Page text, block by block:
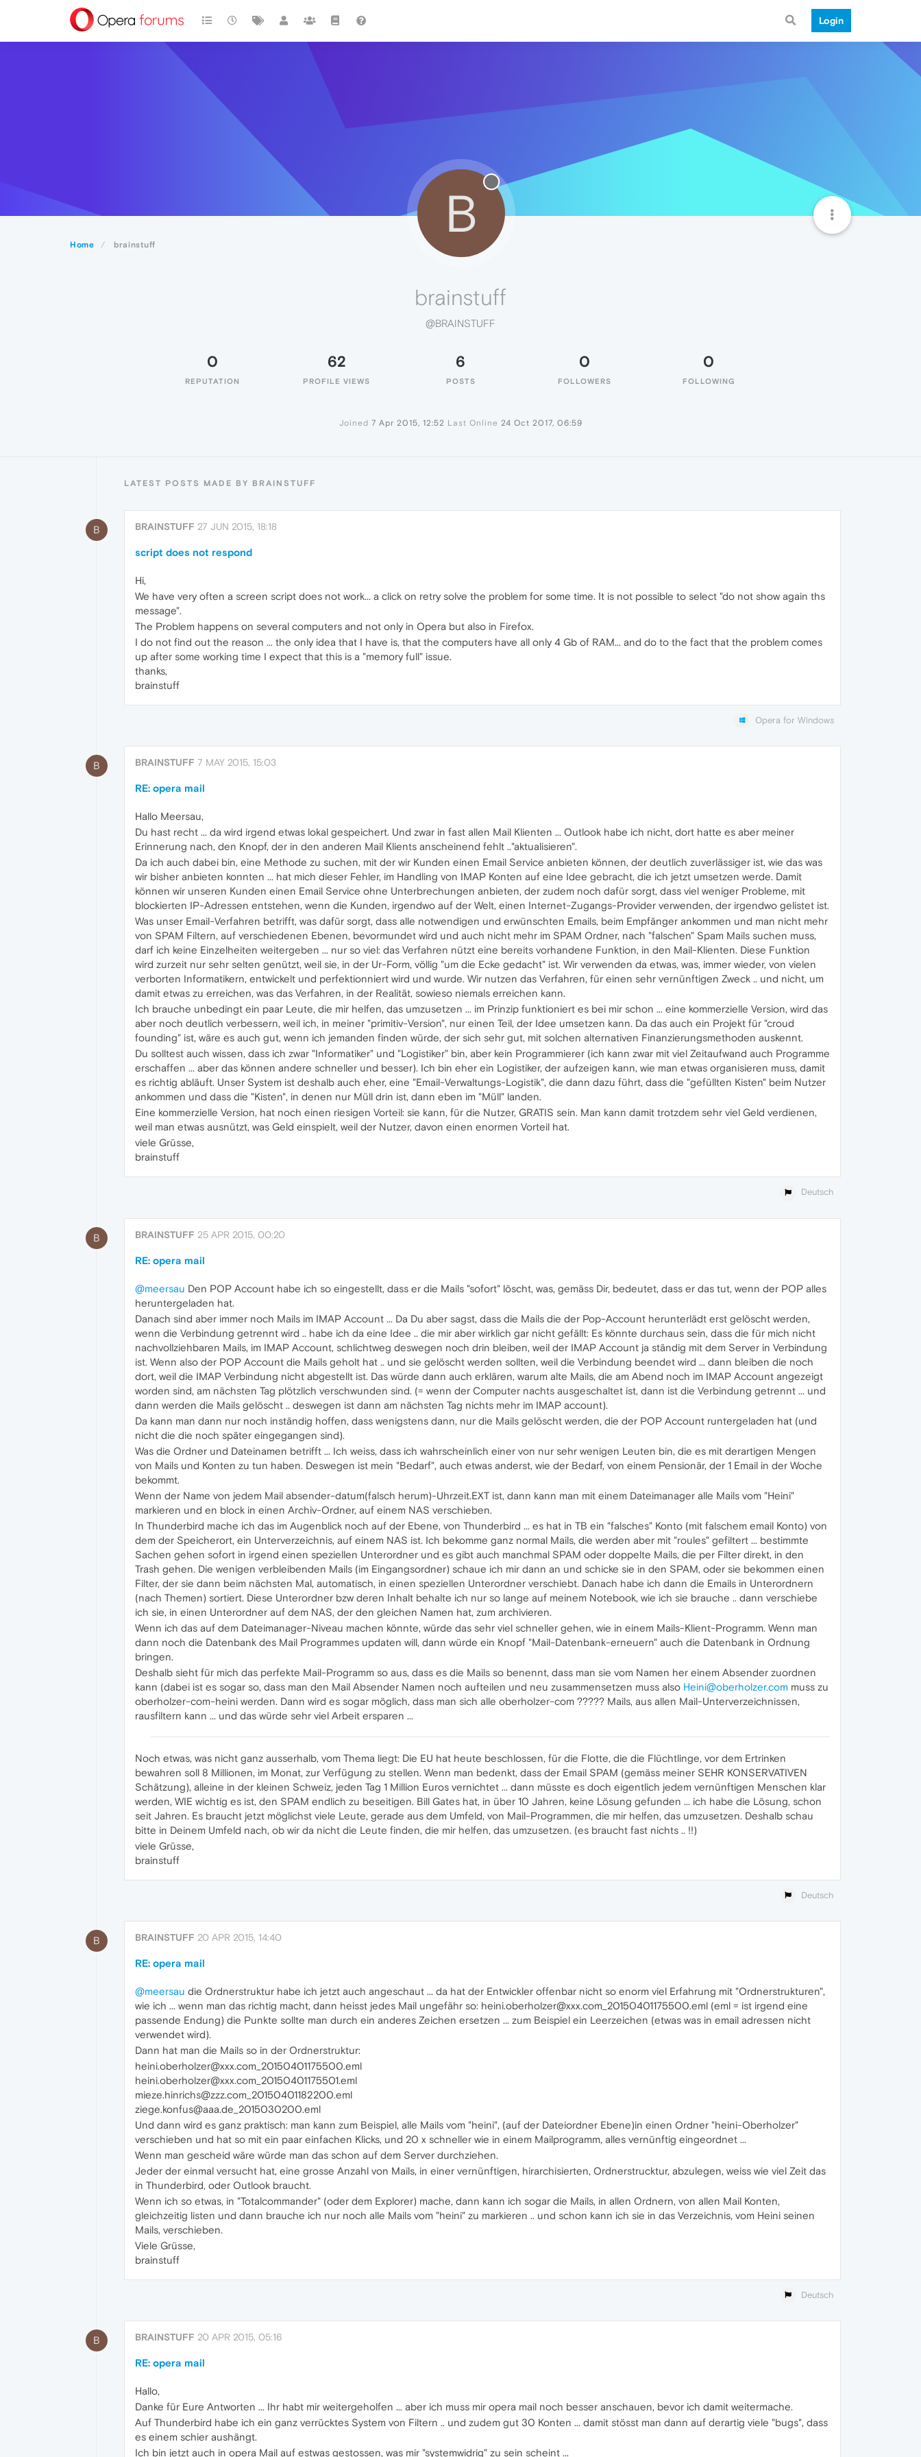
Login
Home brainstuff
B
brainstuff
@BRAINSTUFF
0
REPUTATION
62
PROFILE VIEWS
6
POSTS
0
FOLLOWERS
0
FOLLOWING
Joined 7 Apr 2015, 12:52 Last Online 24 Oct 2017, 06:59
LATEST POSTS MADE BY BRAINSTUFF
B BRAINSTUFF 27 JUN 2015, 18:18
script does not respond
Hi,
We have very often a screen script does not work... a click on retry solve the problem for some time. It is not possible to select "do not show again ths
message".
The Problem happens on several computers and not only in Opera but also in Firefox.
I do not find out the reason ... the only idea that I have is, that the computers have all only 4 Gb of RAM... and do to the fact that the problem comes
up after some working time I expect that this is a "memory full" issue.
thanks,
brainstuff
Opera for Windows
B BRAINSTUFF 7 MAY 2015, 15:03
RE: opera mail
Hallo Meersau,
Du hast recht ... da wird irgend etwas lokal gespeichert. Und zwar in fast allen Mail Klienten ... Outlook habe ich nicht, dort hatte es aber meiner
Erinnerung nach, den Knopf, der in den anderen Mail Klients anscheinend fehlt .."aktualisieren".
Da ich auch dabei bin, eine Methode zu suchen, mit der wir Kunden einen Email Service anbieten können, der deutlich zuverlässiger ist, wie das was
wir bisher anbieten konnten ... hat mich dieser Fehler, im Handling von IMAP Konten auf eine Idee gebracht, die ich jetzt umsetzen werde. Damit
können wir unseren Kunden einen Email Service ohne Unterbrechungen anbieten, der zudem noch dafür sorgt, dass viel weniger Probleme, mit
blockierten IP-Adressen entstehen, wenn die Kunden, irgendwo auf der Welt, einen Internet-Zugangs-Provider verwenden, der irgendwo gelistet ist.
Was unser Email-Verfahren betrifft, was dafür sorgt, dass alle notwendigen und erwünschten Emails, beim Empfänger ankommen und man nicht mehr
von SPAM Filtern, auf verschiedenen Ebenen, bevormundet wird und auch nicht mehr im SPAM Ordner, nach "falschen" Spam Mails suchen muss,
darf ich keine Einzelheiten weitergeben ... nur so viel: das Verfahren nützt eine bereits vorhandene Funktion, in den Mail-Klienten. Diese Funktion
wird zurzeit nur sehr selten genützt, weil sie, in der Ur-Form, völlig "um die Ecke gedacht" ist. Wir verwenden da etwas, was, immer wieder, von vielen
verborten Informatikern, entwickelt und perfektionniert wird und wurde. Wir nutzen das Verfahren, für einen sehr vernünftigen Zweck .. und nicht, um
damit etwas zu erreichen, was das Verfahren, in der Realität, sowieso niemals erreichen kann.
Ich brauche unbedingt ein paar Leute, die mir helfen, das umzusetzen ... im Prinzip funktioniert es bei mir schon ... eine kommerzielle Version, wird das
aber noch deutlich verbessern, weil ich, in meiner "primitiv-Version", nur einen Teil, der Idee umsetzen kann. Da das auch ein Projekt für "croud
founding" ist, wäre es auch gut, wenn ich jemanden finden würde, der sich sehr gut, mit solchen alternativen Finanzierungsmethoden auskennt.
Du solltest auch wissen, dass ich zwar "Informatiker" und "Logistiker" bin, aber kein Programmierer (ich kann zwar mit viel Zeitaufwand auch Programme
erschaffen ... aber das können andere schneller und besser). Ich bin eher ein Logistiker, der aufzeigen kann, wie man etwas organisieren muss, damit
es richtig abläuft. Unser System ist deshalb auch eher, eine "Email-Verwaltungs-Logistik", die dann dazu führt, dass die "gefüllten Kisten" beim Nutzer
ankommen und dass die "Kisten", in denen nur Müll drin ist, dann eben im "Müll" landen.
Eine kommerzielle Version, hat noch einen riesigen Vorteil: sie kann, für die Nutzer, GRATIS sein. Man kann damit trotzdem sehr viel Geld verdienen,
weil man etwas ausnützt, was Geld einspielt, weil der Nutzer, davon einen enormen Vorteil hat.
viele Grüsse,
brainstuff
Deutsch
B BRAINSTUFF 25 APR 2015, 00:20
RE: opera mail
@meersau Den POP Account habe ich so eingestellt, dass er die Mails "sofort" löscht, was, gemäss Dir, bedeutet, dass er das tut, wenn der POP alles
heruntergeladen hat.
Danach sind aber immer noch Mails im IMAP Account ... Da Du aber sagst, dass die Mails die der Pop-Account herunterlädt erst gelöscht werden,
wenn die Verbindung getrennt wird .. habe ich da eine Idee .. die mir aber wirklich gar nicht gefällt: Es könnte durchaus sein, dass die für mich nicht
nachvollziehbaren Mails, im IMAP Account, schlichtweg deswegen noch drin bleiben, weil der IMAP Account ja ständig mit dem Server in Verbindung
ist. Wenn also der POP Account die Mails geholt hat .. und sie gelöscht werden sollten, weil die Verbindung beendet wird ... dann bleiben die noch
dort, weil die IMAP Verbindung nicht abgestellt ist. Das würde dann auch erklären, warum alte Mails, die am Abend noch im IMAP Account angezeigt
worden sind, am nächsten Tag plötzlich verschwunden sind. (= wenn der Computer nachts ausgeschaltet ist, dann ist die Verbindung getrennt ... und
dann werden die Mails gelöscht .. deswegen ist dann am nächsten Tag nichts mehr im IMAP account).
Da kann man dann nur noch inständig hoffen, dass wenigstens dann, nur die Mails gelöscht werden, die der POP Account runtergeladen hat (und
nicht die die noch später eingegangen sind).
Was die Ordner und Dateinamen betrifft ... Ich weiss, dass ich wahrscheinlich einer von nur sehr wenigen Leuten bin, die es mit derartigen Mengen
von Mails und Konten zu tun haben. Deswegen ist mein "Bedarf", auch etwas anderst, wie der Bedarf, von einem Pensionär, der 1 Email in der Woche
bekommt.
Wenn der Name von jedem Mail absender-datum(falsch herum)-Uhrzeit.EXT ist, dann kann man mit einem Dateimanager alle Mails vom "Heini"
markieren und en block in einen Archiv-Ordner, auf einem NAS verschieben.
In Thunderbird mache ich das im Augenblick noch auf der Ebene, von Thunderbird ... es hat in TB ein "falsches" Konto (mit falschem email Konto) von
dem der Speicherort, ein Unterverzeichnis, auf einem NAS ist. Ich bekomme ganz normal Mails, die werden aber mit "roules" gefiltert ... bestimmte
Sachen gehen sofort in irgend einen speziellen Unterordner und es gibt auch manchmal SPAM oder doppelte Mails, die per Filter direkt, in den
Trash gehen. Die wenigen verbleibenden Mails (im Eingangsordner) schaue ich mir dann an und schicke sie in den SPAM, oder sie bekommen einen
Filter, der sie dann beim nächsten Mal, automatisch, in einen speziellen Unterordner verschiebt. Danach habe ich dann die Emails in Unterordnern
(nach Themen) sortiert. Diese Unterordner bzw deren Inhalt behalte ich nur so lange auf meinem Notebook, wie ich sie brauche .. dann verschiebe
ich sie, in einen Unterordner auf dem NAS, der den gleichen Namen hat, zum archivieren.
Wenn ich das auf dem Dateimanager-Niveau machen könnte, würde das sehr viel schneller gehen, wie in einem Mails-Klient-Programm. Wenn man
dann noch die Datenbank des Mail Programmes updaten will, dann würde ein Knopf "Mail-Datenbank-erneuern" auch die Datenbank in Ordnung
bringen.
Deshalb sieht für mich das perfekte Mail-Programm so aus, dass es die Mails so benennt, dass man sie vom Namen her einem Absender zuordnen
kann (dabei ist es sogar so, dass man den Mail Absender Namen noch aufteilen und neu zusammensetzen muss also Heini@oberholzer.com muss zu
oberholzer-com-heini werden. Dann wird es sogar möglich, dass man sich alle oberholzer-com ????? Mails, aus allen Mail-Unterverzeichnissen,
rausfiltern kann ... und das würde sehr viel Arbeit ersparen ...
Noch etwas, was nicht ganz ausserhalb, vom Thema liegt: Die EU hat heute beschlossen, für die Flotte, die die Flüchtlinge, vor dem Ertrinken
bewahren soll 8 Millionen, im Monat, zur Verfügung zu stellen. Wenn man bedenkt, dass der Email SPAM (gemäss meiner SEHR KONSERVATIVEN
Schätzung), alleine in der kleinen Schweiz, jeden Tag 1 Million Euros vernichtet ... dann müsste es doch eigentlich jedem vernünftigen Menschen klar
werden, WIE wichtig es ist, den SPAM endlich zu beseitigen. Bill Gates hat, in über 10 Jahren, keine Lösung gefunden ... ich habe die Lösung, schon
seit Jahren. Es braucht jetzt möglichst viele Leute, gerade aus dem Umfeld, von Mail-Programmen, die mir helfen, das umzusetzen. Deshalb schau
bitte in Deinem Umfeld nach, ob wir da nicht die Leute finden, die mir helfen, das umzusetzen. (es braucht fast nichts .. !!)
viele Grüsse,
brainstuff
Deutsch
B BRAINSTUFF 20 APR 2015, 14:40
RE: opera mail
@meersau die Ordnerstruktur habe ich jetzt auch angeschaut ... da hat der Entwickler offenbar nicht so enorm viel Erfahrung mit "Ordnerstrukturen",
wie ich ... wenn man das richtig macht, dann heisst jedes Mail ungefähr so: heini.oberholzer@xxx.com_20150401175500.eml (eml = ist irgend eine
passende Endung) die Punkte sollte man durch ein anderes Zeichen ersetzen ... zum Beispiel ein Leerzeichen (etwas was in email adressen nicht
verwendet wird).
Dann hat man die Mails so in der Ordnerstruktur:
heini.oberholzer@xxx.com_20150401175500.eml
heini.oberholzer@xxx.com_20150401175501.eml
mieze.hinrichs@zzz.com_20150401182200.eml
ziege.konfus@aaa.de_2015030200.eml
Und dann wird es ganz praktisch: man kann zum Beispiel, alle Mails vom "heini", (auf der Dateiordner Ebene)in einen Ordner "heini-Oberholzer"
verschieben und hat so mit ein paar einfachen Klicks, und 20 x schneller wie in einem Mailprogramm, alles vernünftig eingeordnet ...
Wenn man gescheid wäre würde man das schon auf dem Server durchziehen.
Jeder der einmal versucht hat, eine grosse Anzahl von Mails, in einer vernünftigen, hirarchisierten, Ordnerstrucktur, abzulegen, weiss wie viel Zeit das
in Thunderbird, oder Outlook braucht.
Wenn ich so etwas, in "Totalcommander" (oder dem Explorer) mache, dann kann ich sogar die Mails, in allen Ordnern, von allen Mail Konten,
gleichzeitig listen und dann brauche ich nur noch alle Mails vom "heini" zu markieren .. und schon kann ich sie in das Verzeichnis, vom Heini seinen
Mails, verschieben.
Viele Grüsse,
brainstuff
Deutsch
B BRAINSTUFF 20 APR 2015, 05:16
RE: opera mail
Hallo,
Danke für Eure Antworten ... Ihr habt mir weitergeholfen ... aber ich muss mir opera mail noch besser anschauen, bevor ich damit weitermache.
Auf Thunderbird habe ich ein ganz verrücktes System von Filtern .. und zudem gut 30 Konten ... damit stösst man dann auf derartig viele "bugs", dass
es einem schier aushängt.
Ich bin jetzt auch in opera Mail auf estwas gestossen, was mir "systemwidrig" zu sein scheint ...